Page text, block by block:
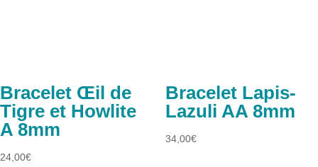
Bracelet Œil de
Tigre et Howlite
A 8mm
24,00€
Bracelet Lapis-
Lazuli AA 8mm
34,00€